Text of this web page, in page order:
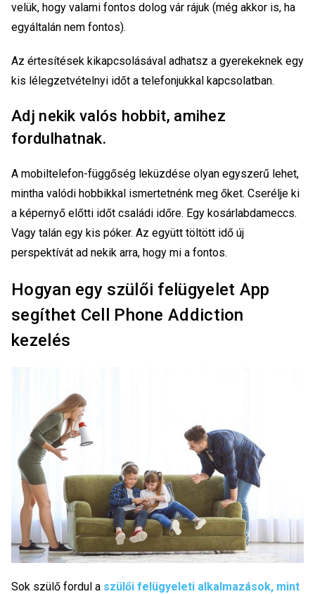
velük, hogy valami fontos dolog vár rájuk (még akkor is, ha
egyáltalán nem fontos).
Az értesítések kikapcsolásával adhatsz a gyerekeknek egy
kis lélegzetvételnyi időt a telefonjukkal kapcsolatban.
Adj nekik valós hobbit, amihez
fordulhatnak.
A mobiltelefon-függőség leküzdése olyan egyszerű lehet,
mintha valódi hobbikkal ismertetnénk meg őket. Cserélje ki
a képernyő előtti időt családi időre. Egy kosárlabdameccs.
Vagy talán egy kis póker. Az együtt töltött idő új
perspektívát ad nekik arra, hogy mi a fontos.
Hogyan egy szülői felügyelet App
segíthet Cell Phone Addiction
kezelés
Sok szülő fordul a szülői felügyeleti alkalmazások, mint